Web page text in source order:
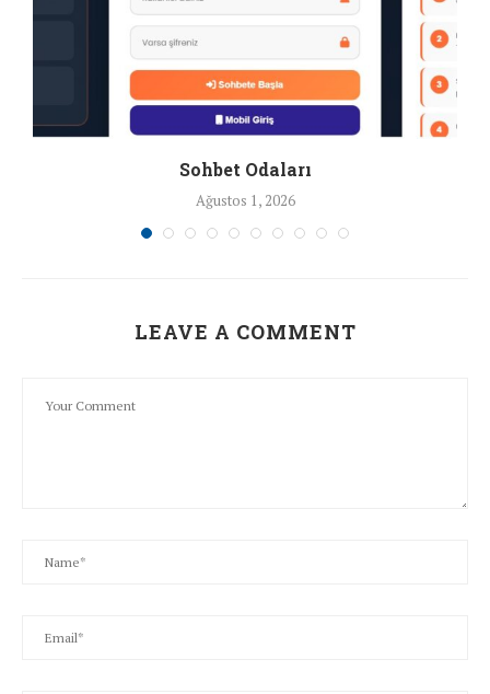
Sohbet Odaları
Ağustos 1, 2026
LEAVE A COMMENT